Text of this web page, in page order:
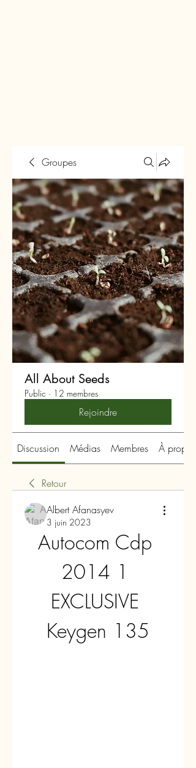
Groupes
All About Seeds
Public · 12 membres
Rejoindre
Discussion Médias Membres À propos
Retour
Albert Afanasyev
3 juin 2023
Autocom Cdp
2014 1
EXCLUSIVE
Keygen 135